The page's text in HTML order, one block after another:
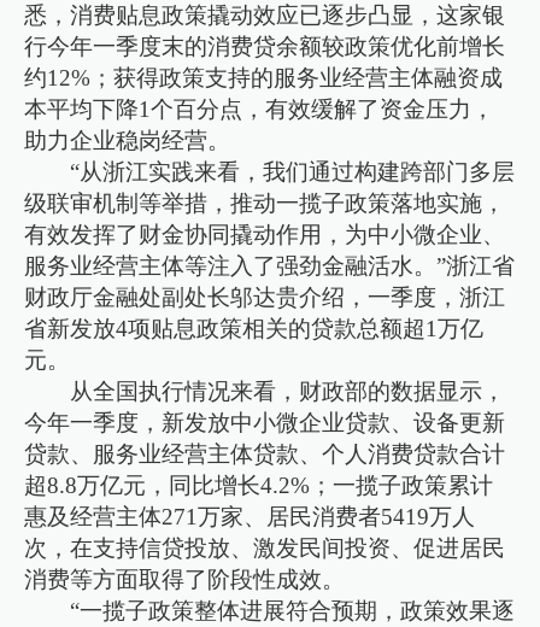
悉，消费贴息政策撬动效应已逐步凸显，这家银
行今年一季度末的消费贷余额较政策优化前增长
约12%；获得政策支持的服务业经营主体融资成
本平均下降1个百分点，有效缓解了资金压力，
助力企业稳岗经营。
“从浙江实践来看，我们通过构建跨部门多层
级联审机制等举措，推动一揽子政策落地实施，
有效发挥了财金协同撬动作用，为中小微企业、
服务业经营主体等注入了强劲金融活水。”浙江省
财政厅金融处副处长邬达贵介绍，一季度，浙江
省新发放4项贴息政策相关的贷款总额超1万亿
元。
从全国执行情况来看，财政部的数据显示，
今年一季度，新发放中小微企业贷款、设备更新
贷款、服务业经营主体贷款、个人消费贷款合计
超8.8万亿元，同比增长4.2%；一揽子政策累计
惠及经营主体271万家、居民消费者5419万人
次，在支持信贷投放、激发民间投资、促进居民
消费等方面取得了阶段性成效。
“一揽子政策整体进展符合预期，政策效果逐